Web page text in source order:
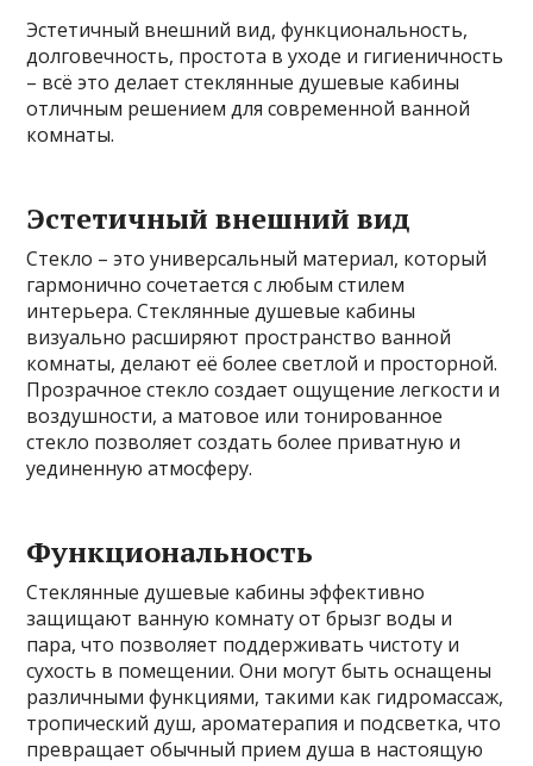
Эстетичный внешний вид, функциональность,
долговечность, простота в уходе и гигиеничность
– всё это делает стеклянные душевые кабины
отличным решением для современной ванной
комнаты.
Эстетичный внешний вид
Стекло – это универсальный материал, который
гармонично сочетается с любым стилем
интерьера. Стеклянные душевые кабины
визуально расширяют пространство ванной
комнаты, делают её более светлой и просторной.
Прозрачное стекло создает ощущение легкости и
воздушности, а матовое или тонированное
стекло позволяет создать более приватную и
уединенную атмосферу.
Функциональность
Стеклянные душевые кабины эффективно
защищают ванную комнату от брызг воды и
пара, что позволяет поддерживать чистоту и
сухость в помещении. Они могут быть оснащены
различными функциями, такими как гидромассаж,
тропический душ, ароматерапия и подсветка, что
превращает обычный прием душа в настоящую